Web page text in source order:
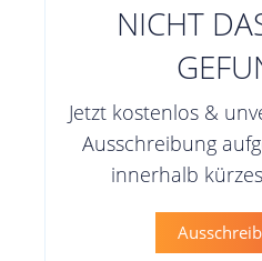
NICHT
Jetzt kostenlos &
Ausschreibung
innerhalb